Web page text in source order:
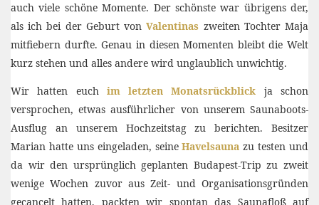
auch viele schöne Momente. Der schönste war übrigens der,
als ich bei der Geburt vonValentinas zweiten Tochter Maja
mitfiebern durfte. Genau in diesen Momenten bleibt die Welt
kurz stehen und alles andere wird unglaublich unwichtig.
Wir hatten euch im letzten Monatsrückblick ja schon
versprochen, etwas ausführlicher von unserem Saunaboots-
Ausflug an unserem Hochzeitstag zu berichten. Besitzer
Marian hatte uns eingeladen, seineHavelsauna zu testen und
da wir den ursprünglich geplanten Budapest-Trip zu zweit
wenige Wochen zuvor aus Zeit- und Organisationsgründen
gecancelt hatten, packten wir spontan das Saunafloß auf